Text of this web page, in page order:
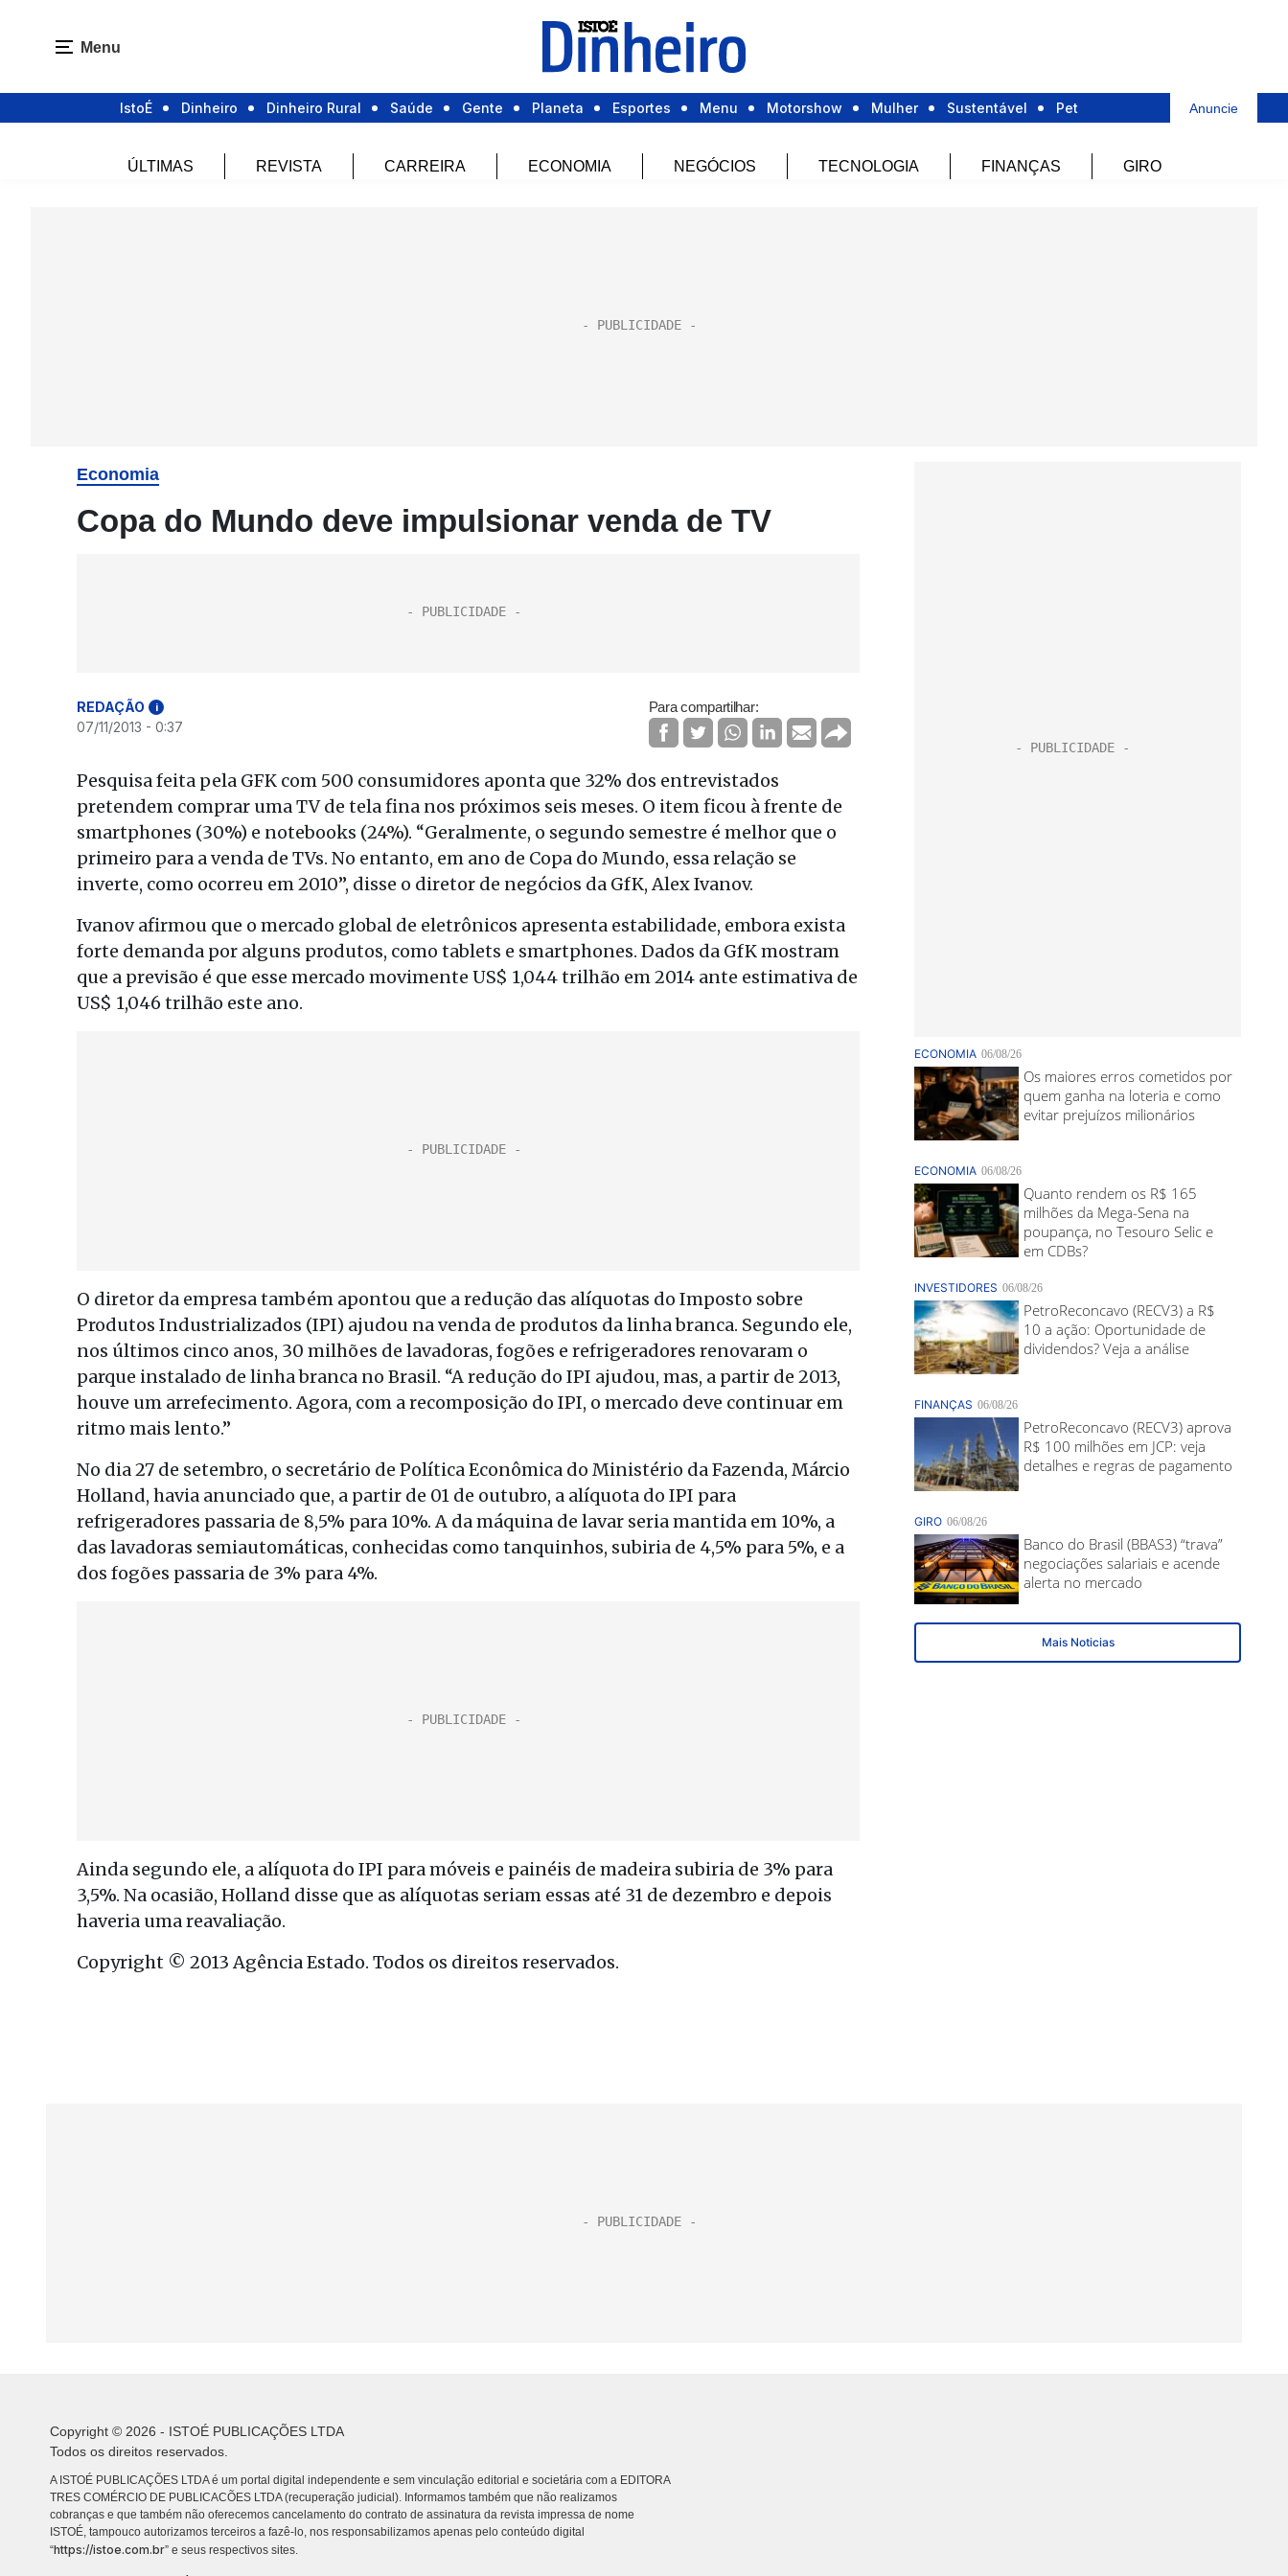
Menu
IstoÉ Dinheiro Dinheiro Rural Saúde Gente Planeta Esportes Menu Motorshow Mulher Sustentável Pet Anuncie
ÚLTIMAS REVISTA CARREIRA ECONOMIA NEGÓCIOS TECNOLOGIA FINANÇAS GIRO
Economia
Copa do Mundo deve impulsionar venda de TV
REDAÇÃO i
07/11/2013 - 0:37
Para compartilhar:
Pesquisa feita pela GFK com 500 consumidores aponta que 32% dos entrevistados
pretendem comprar uma TV de tela fina nos próximos seis meses. O item ficou à frente de
smartphones (30%) e notebooks (24%). “Geralmente, o segundo semestre é melhor que o
primeiro para a venda de TVs. No entanto, em ano de Copa do Mundo, essa relação se
inverte, como ocorreu em 2010”, disse o diretor de negócios da GfK, Alex Ivanov.
Ivanov afirmou que o mercado global de eletrônicos apresenta estabilidade, embora exista
forte demanda por alguns produtos, como tablets e smartphones. Dados da GfK mostram
que a previsão é que esse mercado movimente US$ 1,044 trilhão em 2014 ante estimativa de
US$ 1,046 trilhão este ano.
O diretor da empresa também apontou que a redução das alíquotas do Imposto sobre
Produtos Industrializados (IPI) ajudou na venda de produtos da linha branca. Segundo ele,
nos últimos cinco anos, 30 milhões de lavadoras, fogões e refrigeradores renovaram o
parque instalado de linha branca no Brasil. “A redução do IPI ajudou, mas, a partir de 2013,
houve um arrefecimento. Agora, com a recomposição do IPI, o mercado deve continuar em
ritmo mais lento.”
No dia 27 de setembro, o secretário de Política Econômica do Ministério da Fazenda, Márcio
Holland, havia anunciado que, a partir de 01 de outubro, a alíquota do IPI para
refrigeradores passaria de 8,5% para 10%. A da máquina de lavar seria mantida em 10%, a
das lavadoras semiautomáticas, conhecidas como tanquinhos, subiria de 4,5% para 5%, e a
dos fogões passaria de 3% para 4%.
Ainda segundo ele, a alíquota do IPI para móveis e painéis de madeira subiria de 3% para
3,5%. Na ocasião, Holland disse que as alíquotas seriam essas até 31 de dezembro e depois
haveria uma reavaliação.
Copyright © 2013 Agência Estado. Todos os direitos reservados.
Copyright © 2026 - ISTOÉ PUBLICAÇÕES LTDA
Todos os direitos reservados.
A ISTOÉ PUBLICAÇÕES LTDA é um portal digital independente e sem vinculação editorial e societária com a EDITORA
TRES COMÉRCIO DE PUBLICACÕES LTDA (recuperação judicial). Informamos também que não realizamos
cobranças e que também não oferecemos cancelamento do contrato de assinatura da revista impressa de nome
ISTOÉ, tampouco autorizamos terceiros a fazê-lo, nos responsabilizamos apenas pelo conteúdo digital
“https://istoe.com.br” e seus respectivos sites.